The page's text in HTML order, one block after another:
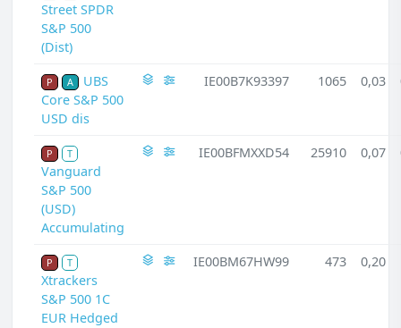
Street SPDR
S&P 500
(Dist)
P A
UBS
Core S&P 500
USD dis
IE00B7K93397 1065 0,03
P T
Vanguard
S&P 500
(USD)
Accumulating
IE00BFMXXD54 25910 0,07
P T
Xtrackers
S&P 500 1C
EUR Hedged
IE00BM67HW99 473 0,20